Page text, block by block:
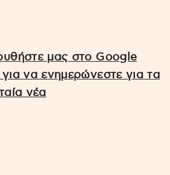
μας στο Google
να ενημερώνεστε για τα
νέα